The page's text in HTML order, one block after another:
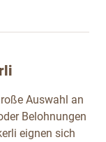
Auswahl an
Belohnungen
eignen sich